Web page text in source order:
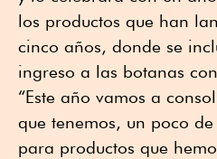
los productos que han
cinco años, donde se
ingreso a las botanas
“Este año vamos a
que tenemos, un poco
para productos que